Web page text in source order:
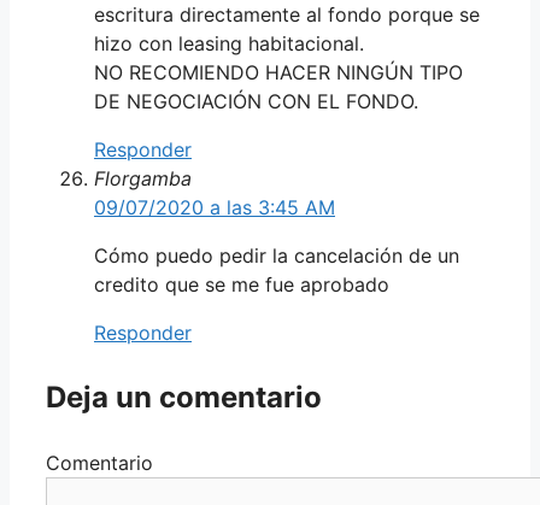
escritura directamente al fondo porque se
hizo con leasing habitacional.
NO RECOMIENDO HACER NINGÚN TIPO
DE NEGOCIACIÓN CON EL FONDO.
Responder
Florgamba
09/07/2020 a las 3:45 AM
Cómo puedo pedir la cancelación de un
credito que se me fue aprobado
Responder
Deja un comentario
Comentario